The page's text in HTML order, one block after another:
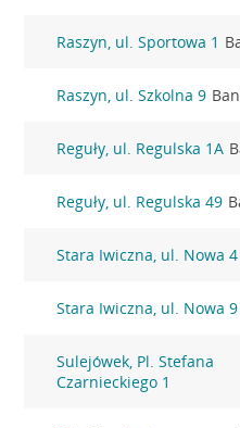
Raszyn, ul. Sportowa 1
Raszyn, ul. Szkolna 9
Reguły, ul. Regulska 1A
Reguły, ul. Regulska 49
Stara Iwiczna, ul. Nowa 4
Stara Iwiczna, ul. Nowa 9
Sulejówek, Pl. Stefana
Czarnieckiego 1